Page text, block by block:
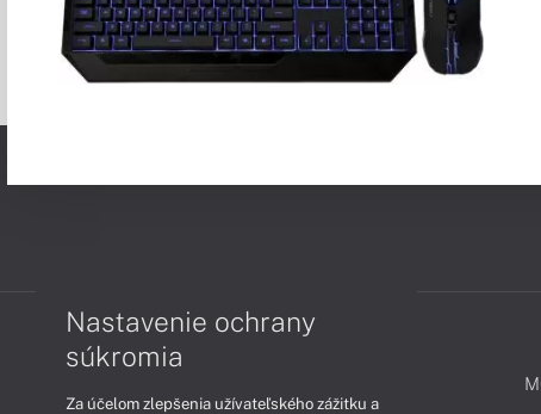
Nastavenie ochrany
súkromia
Za účelom zlepšenia užívateľského zážitku a